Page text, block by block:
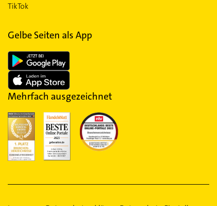
TikTok
Gelbe Seiten als App
Mehrfach ausgezeichnet